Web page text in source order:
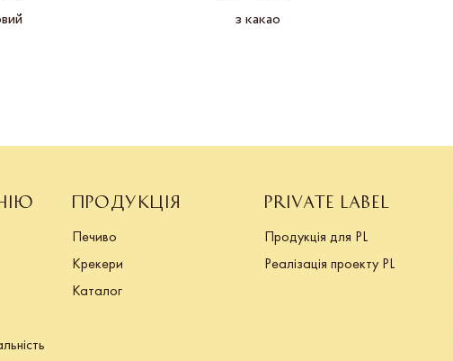
з какао
ПРОДУКЦІЯ
Печиво
Крекери
Каталог
PRIVATE LABEL
Продукція для PL
Реалізація проекту PL